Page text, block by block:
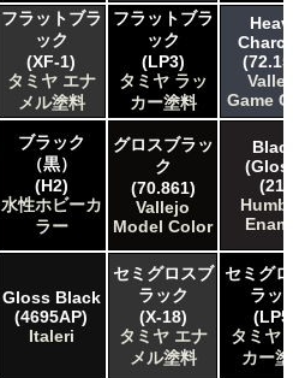
フラットブラ
ック
(XF-1)
タミヤ エナ
メル塗料
フラットブラ
ック
(LP3)
タミヤ ラッ
カー塗料
Game
ブラック
（黒）
(H2)
水性ホビーカ
ラー
グロスブラッ
ク
(70.861)
Vallejo
Model Color
(21)
Gloss Black
(4695AP)
Italeri
セミグロスブ
ラック
(X-18)
タミヤ エナ
メル塗料
セミグ
ラッ
タミヤ
カー